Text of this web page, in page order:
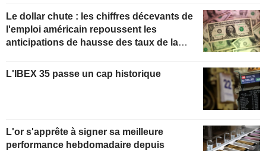
Le dollar chute : les chiffres décevants de
l'emploi américain repoussent les
anticipations de hausse des taux de la
L'IBEX 35 passe un cap historique
L'or s'apprête à signer sa meilleure
performance hebdomadaire depuis